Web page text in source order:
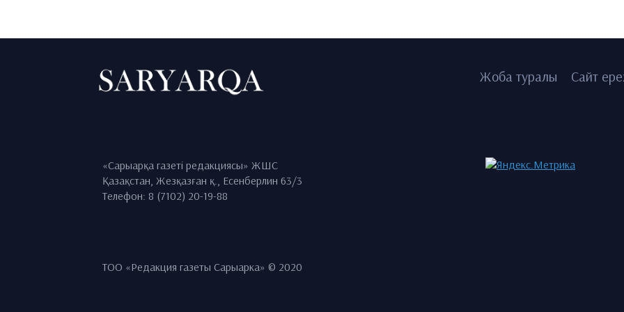
Жоба туралы Сайт
«Сарыарқа газеті редакциясы» ЖШС
Қазақстан, Жезқазған қ., Есенберлин 63/3
Телефон: 8 (7102) 20-19-88
ТОО «Редакция газеты Сарыарка» © 2020